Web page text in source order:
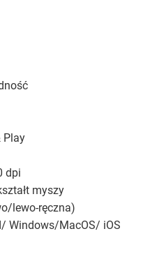
Play
dpi
myszy
lewo-ręczna)
Windows/MacOS/ iOS